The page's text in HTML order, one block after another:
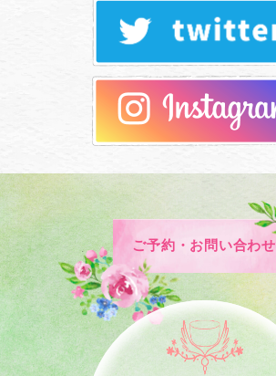
ご予約・お問い合わせ